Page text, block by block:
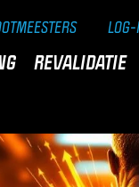
REVALIDATIE